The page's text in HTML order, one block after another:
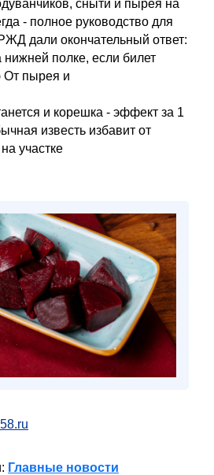
сныти и пырея на
- полное руководство для
дали окончательный ответ:
полке, если билет
От пырея и
и корешка - эффект за 1
известь избавит от
участке
Главные новости